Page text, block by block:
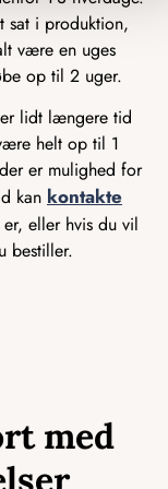
sat i produktion,
være en uges
op til 2 uger.
lidt længere tid
helt op til 1
er mulighed for
kan kontakte
eller hvis du vil
bestiller.
med